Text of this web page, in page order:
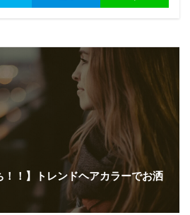
！】トレンドヘアカラーでお洒